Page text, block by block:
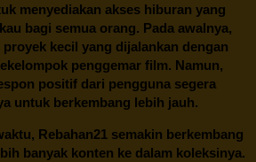
menyediakan akses hiburan yang
bagi semua orang. Pada awalnya,
proyek kecil yang dijalankan dengan
penggemar film. Namun,
positif dari pengguna segera
untuk berkembang lebih jauh.
Rebahan21 semakin berkembang
banyak konten ke dalam koleksinya.